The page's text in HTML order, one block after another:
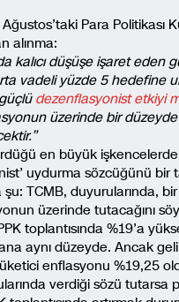
Para Politikası
alınma:
kalıcı düşüşe işaret eden
vadeli yüzde 5 hedefine
dezenflasyonist etkiyi
üzerinde bir
en büyük
uydurma sözcüğünü bir
TCMB, duyurularında,
üzerinde tutacağını
toplantısında %19’a
aynı düzeyde. Ancak
enflasyonu %19,25
verdiği sözü tutarsa